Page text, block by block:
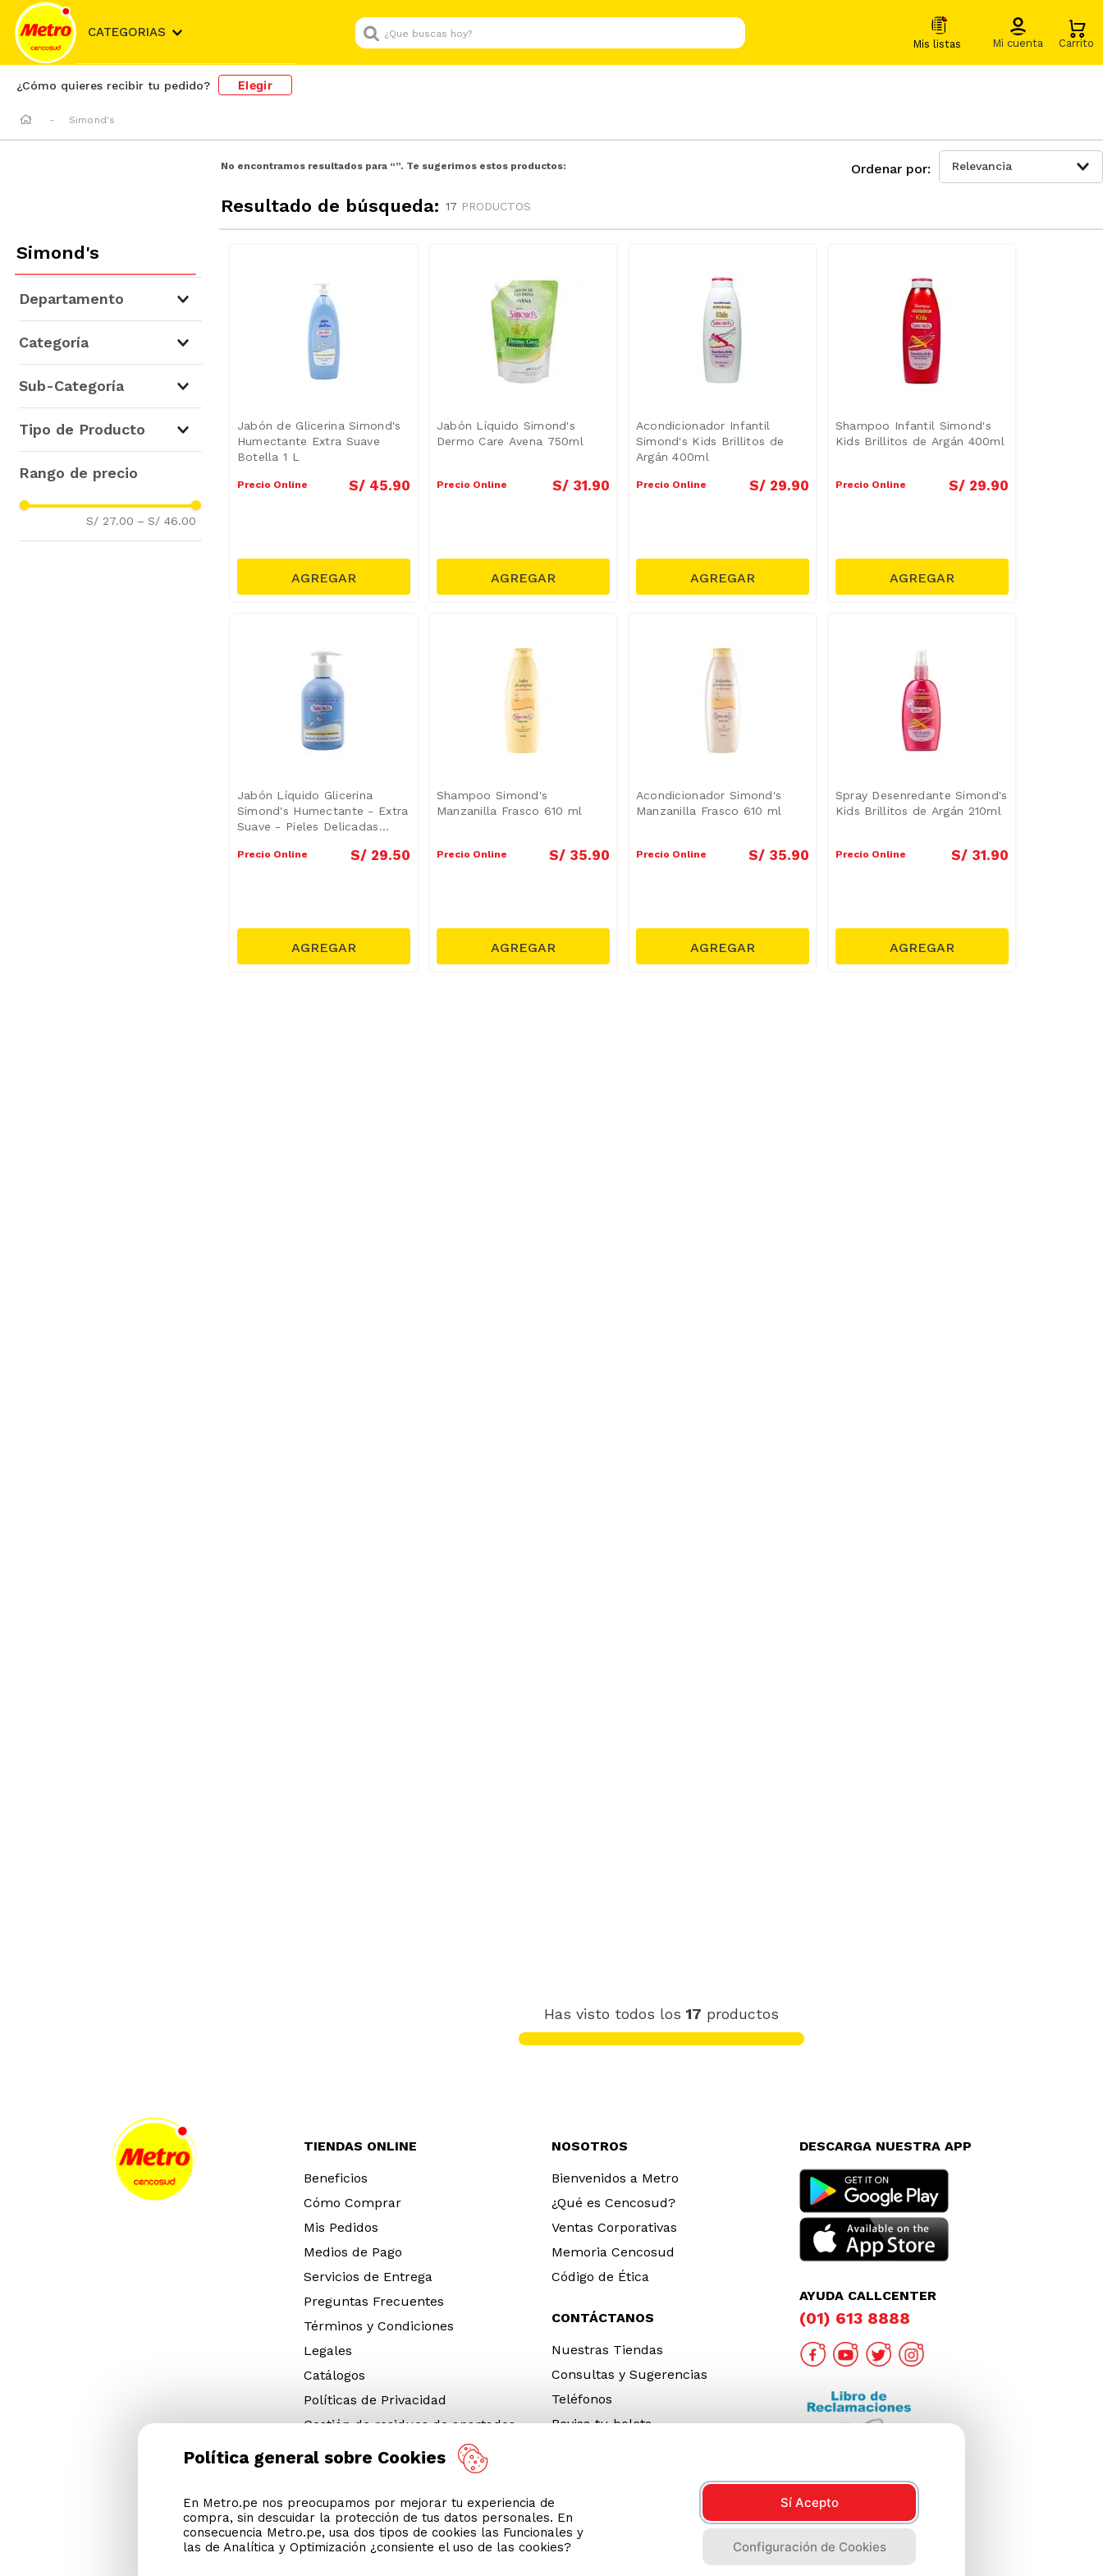
CATEGORIAS
¿Que buscas hoy?
¿Cómo quieres recibir tu pedido? Elegir
Simond's
No encontramos resultados para “”. Te sugerimos estos productos:
Resultado de búsqueda: 17 PRODUCTOS
Relevancia
Simond's
Departamento
Categoría
(17 )
Sub-Categoría
para Bebé (8)
Aceites y Colonias
Cremas y Talcos (1)
Tipo de Producto
Shampoos
Acondicionadores (3)
Artículos Higiene Bebé
(2)
S/ 27.00 – S/ 46.00
Jabón de Glicerina Simond's
Humectante Extra Suave
Botella 1 L
Precio Online S/ 45.90
Jabón Líquido Simond's
Dermo Care Avena 750ml
Precio Online S/ 31.90
Acondicionador Infantil
Simond's Kids Brillitos de
Argán 400ml
Precio Online S/ 29.90
Shampoo Infantil Simond's
Kids Brillitos de Argán 400ml
Precio Online S/ 29.90
Jabón Líquido Glicerina
Simond's Humectante - Extra
Suave - Pieles Delicadas
Precio Online S/ 29.50
Shampoo Simond's
Manzanilla Frasco 610 ml
Precio Online S/ 35.90
Acondicionador Simond's
Manzanilla Frasco 610 ml
Precio Online S/ 35.90
Spray Desenredante Simond's
Kids Brillitos de Argán 210ml
Precio Online S/ 31.90
Has visto todos los17 productos
TIENDAS ONLINE
Beneficios
Cómo Comprar
Mis Pedidos
Medios de Pago
Servicios de Entrega
Preguntas Frecuentes
Términos y Condiciones
Legales
Catálogos
Políticas de Privacidad
Gestión de residuos de apartados
Gestión de Neumáticos Fuera de Uso
Descargar App
Cyber Metro 2026
NOSOTROS
Bienvenidos a Metro
¿Qué es Cencosud?
Ventas Corporativas
Memoria Cencosud
Código de Ética
CONTÁCTANOS
Nuestras Tiendas
Consultas y Sugerencias
Teléfonos
Revisa tu boleta
DESCARGA NUESTRA APP
AYUDA CALLCENTER
(01) 613 8888
Política general sobre Cookies
En Metro.pe nos preocupamos por mejorar tu experiencia de
compra, sin descuidar la protección de tus datos personales. En
consecuencia Metro.pe, usa dos tipos de cookies las Funcionales y
las de Analítica y Optimización ¿consiente el uso de las cookies?
Sí Acepto
Configuración de Cookies